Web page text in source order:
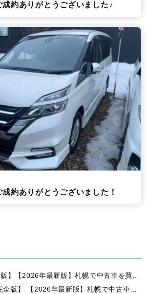
成約ありがとうございました♪
成約ありがとうございました！
第2弾 Part5 【完全版】【2026年最新版】札幌で中古車を買うなら何月がおすすめ？狙い目の時期・冬前に買うメリットを徹底解説
第2弾 Part4 【完全版】 【2026年最新版】札幌で中古車を買うなら2WDと4WDどっち？北海道の雪道・燃費・価格・維持費を徹底比較